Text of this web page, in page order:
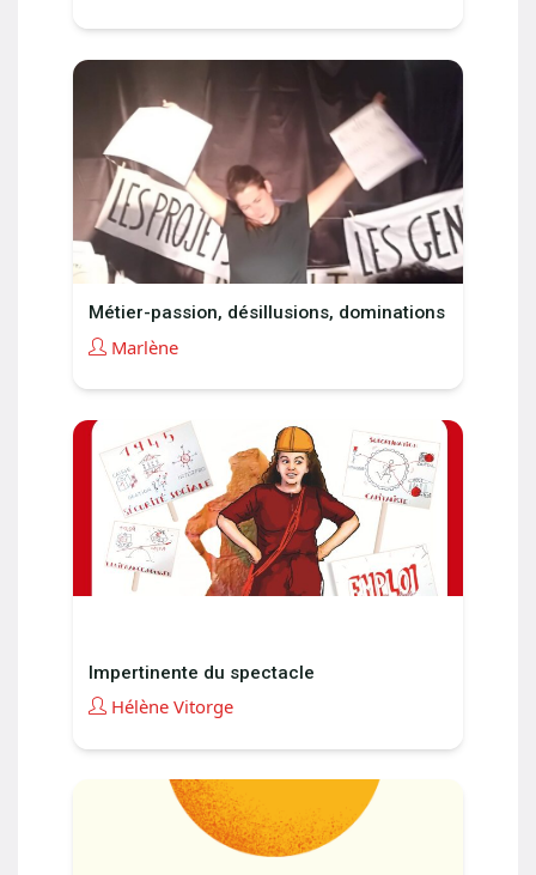
Métier-passion, désillusions, dominations
Marlène
Impertinente du spectacle
Hélène Vitorge